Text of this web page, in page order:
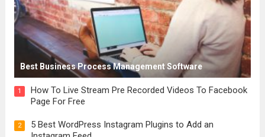
Best Business Process Management Software
1
How To Live Stream Pre Recorded Videos To Facebook
Page For Free
2
5 Best WordPress Instagram Plugins to Add an